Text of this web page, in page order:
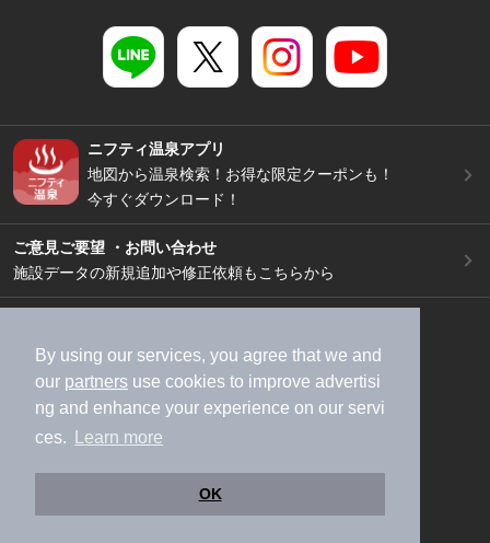
By using our services, you agree that we and
our partners use cookies to improve advertisi
ng and enhance your experience on our servi
ces.
Learn more
OK
ニフティ温泉アプリ
地図から温泉検索！お得な限定クーポンも！
今すぐダウンロード！
ご意見ご要望 ・お問い合わせ
施設データの新規追加や修正依頼もこちらから
加盟店募集（資料請求）
広告出稿のご案内
利用規約
ライフスタイルMEMBERS+規約
特定商取引法に基づく表記
ヘルプ
採用情報
運営会社